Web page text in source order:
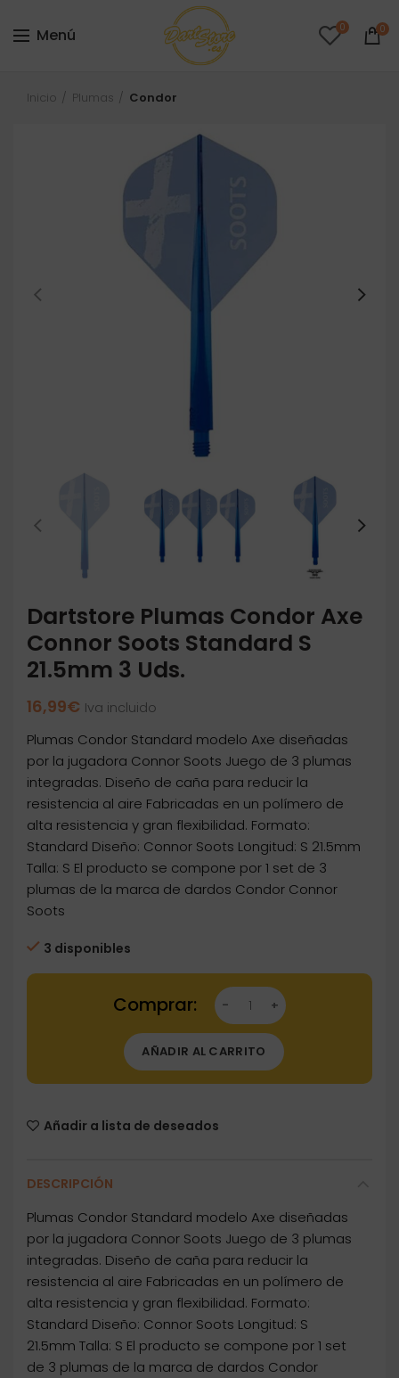
Menú 0 0
Inicio Plumas Condor
Dartstore Plumas Condor Axe
Connor Soots Standard S
21.5mm 3 Uds.
16,99€ Iva incluido
Plumas Condor Standard modelo Axe diseñadas
por la jugadora Connor Soots Juego de 3 plumas
integradas. Diseño de caña para reducir la
resistencia al aire Fabricadas en un polímero de
alta resistencia y gran flexibilidad. Formato:
Standard Diseño: Connor Soots Longitud: S 21.5mm
Talla: S El producto se compone por 1 set de 3
plumas de la marca de dardos Condor Connor
Soots
3 disponibles
Dartstore Plumas Condor Axe Connor Soots
AÑADIR AL CARRITO
Añadir a lista de deseados
DESCRIPCIÓN
Plumas Condor Standard modelo Axe diseñadas
por la jugadora Connor Soots Juego de 3 plumas
integradas. Diseño de caña para reducir la
resistencia al aire Fabricadas en un polímero de
alta resistencia y gran flexibilidad. Formato:
Standard Diseño: Connor Soots Longitud: S
21.5mm Talla: S El producto se compone por 1 set
de 3 plumas de la marca de dardos Condor